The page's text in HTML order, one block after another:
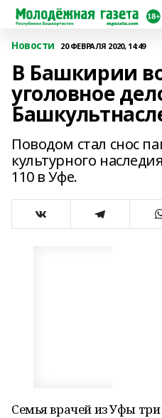
Новости 20 ФЕВРАЛЯ 2020, 14:49
В Башкирии
уголовное
Поводом стал снос
культурного
110 в Уфе.
Семья врачей из Уфы